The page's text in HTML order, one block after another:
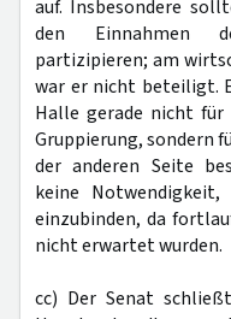
auf. Insbesondere
den Einnahmen
partizipieren; am
war er nicht beteiligt.
Halle gerade nicht
Gruppierung, sondern
der anderen Seite
keine
einzubinden, da
nicht erwartet wurden.
cc) Der Senat